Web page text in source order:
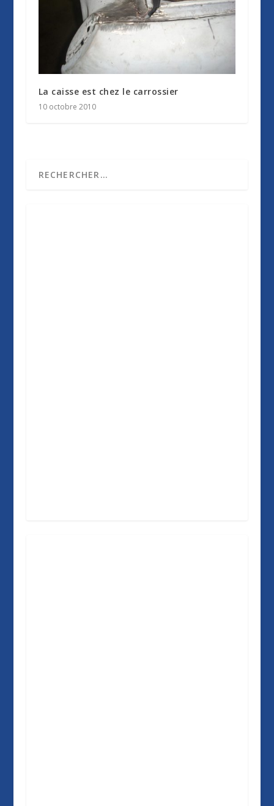
La caisse est chez le carrossier
10 octobre 2010